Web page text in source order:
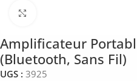
Amplificateur
(Bluetooth, Sans Fil)
UGS : 3925